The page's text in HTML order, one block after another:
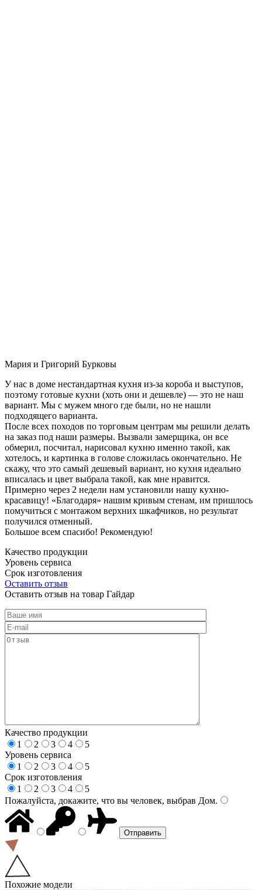
Мария и Григорий Бурковы
У нас в доме нестандартная кухня из-за короба и выступов,
поэтому готовые кухни (хоть они и дешевле) — это не наш
вариант. Мы с мужем много где были, но не нашли
подходящего варианта.
После всех походов по торговым центрам мы решили делать
на заказ под наши размеры. Вызвали замерщика, он все
обмерил, посчитал, нарисовал кухню именно такой, как
хотелось, и картинка в голове сложилась окончательно. Не
скажу, что это самый дешевый вариант, но кухня идеально
вписалась и цвет выбрала такой, как мне нравится.
Примерно через 2 недели нам установили нашу кухню-
красавицу! «Благодаря» нашим кривым стенам, им пришлось
помучиться с монтажом верхних шкафчиков, но результат
получился отменный.
Большое всем спасибо! Рекомендую!
Качество продукции
Уровень сервиса
Срок изготовления
Оставить отзыв
Оставить отзыв на товар Гайдар
Качество продукции
1
2 3 4
5
Уровень сервиса
1
2 3 4
5
Срок изготовления
1
2 3 4
5
Пожалуйста, докажите, что вы человек, выбрав Дом.
Похожие модели